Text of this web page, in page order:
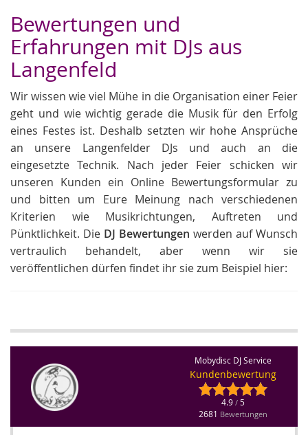
Bewertungen und
Erfahrungen mit DJs aus
Langenfeld
Wir wissen wie viel Mühe in die Organisation einer Feier
geht und wie wichtig gerade die Musik für den Erfolg
eines Festes ist. Deshalb setzten wir hohe Ansprüche
an unsere Langenfelder DJs und auch an die
eingesetzte Technik. Nach jeder Feier schicken wir
unseren Kunden ein Online Bewertungsformular zu
und bitten um Eure Meinung nach verschiedenen
Kriterien wie Musikrichtungen, Auftreten und
Pünktlichkeit. Die DJ Bewertungen werden auf Wunsch
vertraulich behandelt, aber wenn wir sie
veröffentlichen dürfen findet ihr sie zum Beispiel hier:
Mobydisc DJ Service
Kundenbewertung
4.9 / 5
2681 Bewertungen